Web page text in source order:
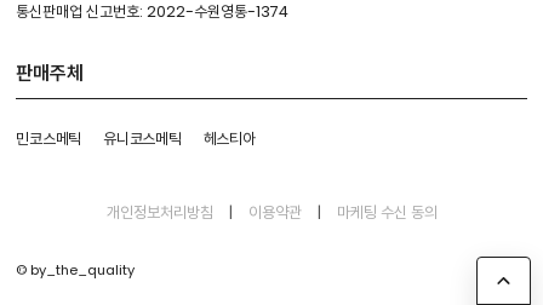
통신판매업 신고번호: 2022-수원영통-1374
판매주체
민코스메틱 유니코스메틱 헤스티아
개인정보처리방침 | 이용약관 | 마케팅 수신 동의
© by_the_quality